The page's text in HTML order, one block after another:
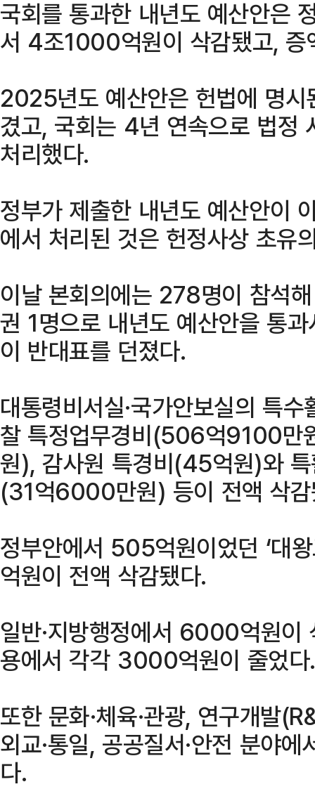
국회를 통과한 내년도 예산안
서 4조1000억원이 삭감됐고, 증
2025년도 예산안은 헌법에 명
겼고, 국회는 4년 연속으로 법정
처리했다.
정부가 제출한 내년도 예산안이
에서 처리된 것은 헌정사상 초유
이날 본회의에는 278명이 참석
권 1명으로 내년도 예산안을 통
이 반대표를 던졌다.
대통령비서실·국가안보실의 특
찰 특정업무경비(506억9100
원), 감사원 특경비(45억원)와
(31억6000만원) 등이 전액 삭
정부안에서 505억원이었던 ‘대
억원이 전액 삭감됐다.
일반·지방행정에서 6000억원이
용에서 각각 3000억원이 줄었다.
또한 문화·체육·관광, 연구개발
외교·통일, 공공질서·안전 분야
다.